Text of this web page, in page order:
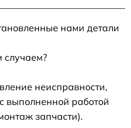
нами детали
случаем?
неисправности,
выполненной работой
запчасти).